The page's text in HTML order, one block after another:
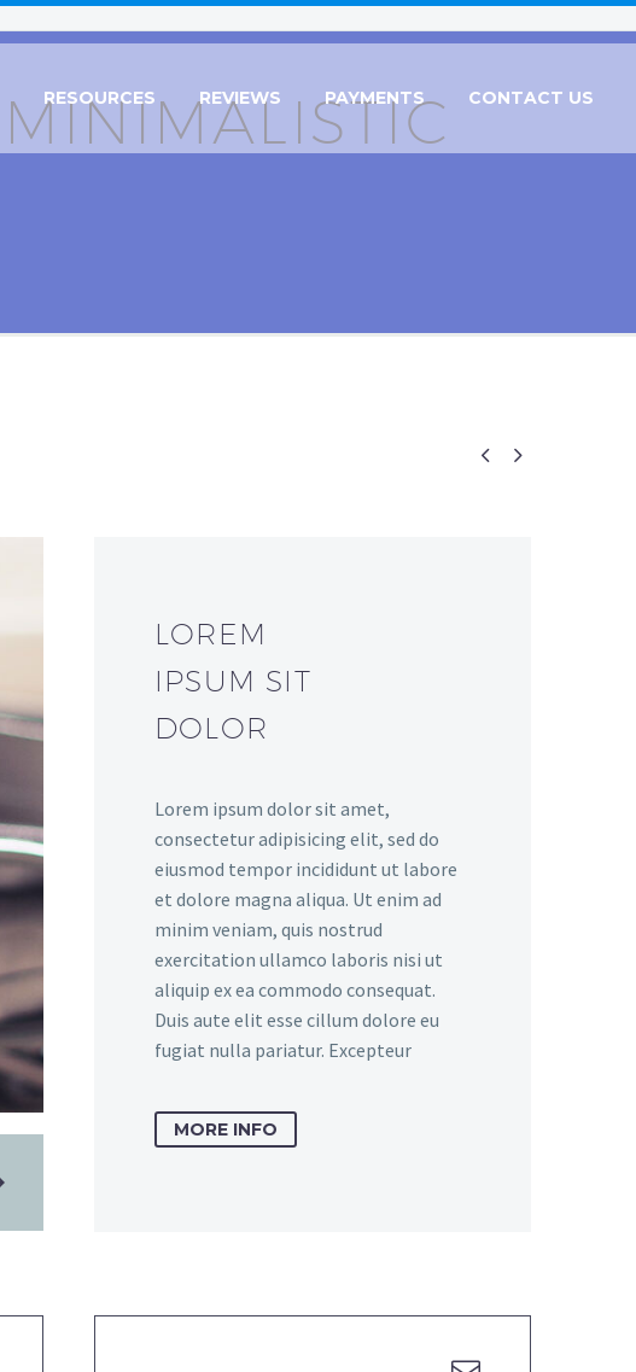
RESOURCES REVIEWS PAYMENTS CONTACT US
 
LOREM
IPSUM SIT
DOLOR
Lorem ipsum dolor sit amet,
consectetur adipisicing elit, sed do
eiusmod tempor incididunt ut labore
et dolore magna aliqua. Ut enim ad
minim veniam, quis nostrud
exercitation ullamco laboris nisi ut
aliquip ex ea commodo consequat.
Duis aute elit esse cillum dolore eu
fugiat nulla pariatur. Excepteur
MORE INFO